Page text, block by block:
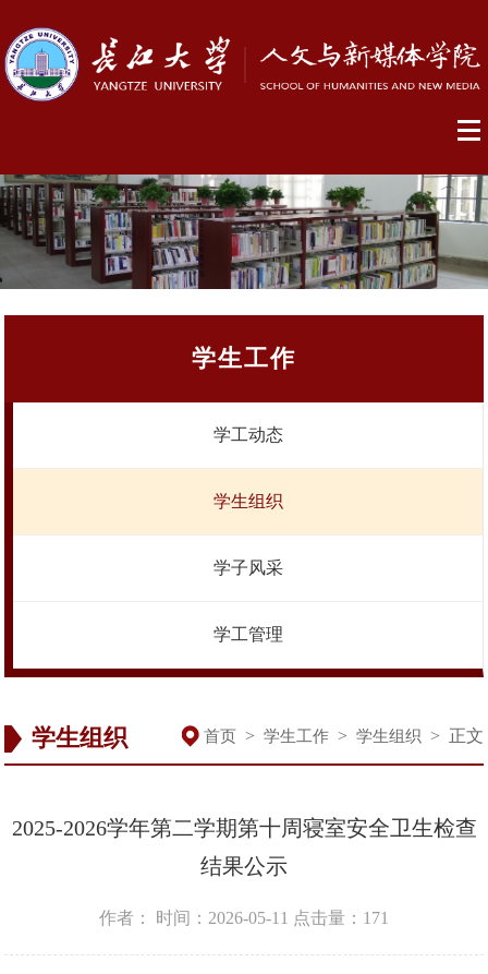
学生工作
学工动态
学生组织
学子风采
学工管理
学生组织 首页 > 学生工作 > 学生组织 > 正文
2025-2026学年第二学期第十周寝室安全卫生检查
结果公示
作者： 时间：2026-05-11 点击量： 171